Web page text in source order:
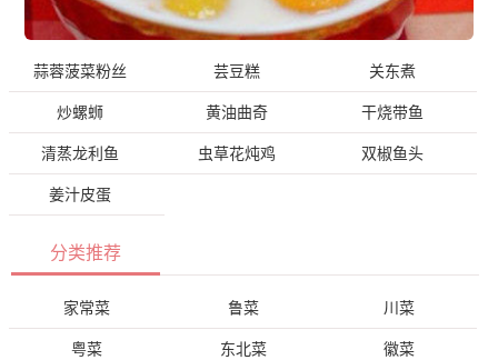
蒜蓉菠菜粉丝 芸豆糕 关东煮
炒螺蛳 黄油曲奇 干烧带鱼
清蒸龙利鱼 虫草花炖鸡 双椒鱼头
姜汁皮蛋
分类推荐
家常菜 鲁菜 川菜
粤菜 东北菜 徽菜